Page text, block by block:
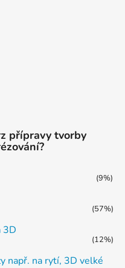
přípravy tvorby
(9%)
(57%)
3D
(12%)
např. na rytí, 3D velké